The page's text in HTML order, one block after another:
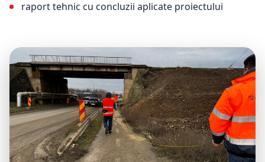
raport tehnic cu concluzii aplicate proiectului